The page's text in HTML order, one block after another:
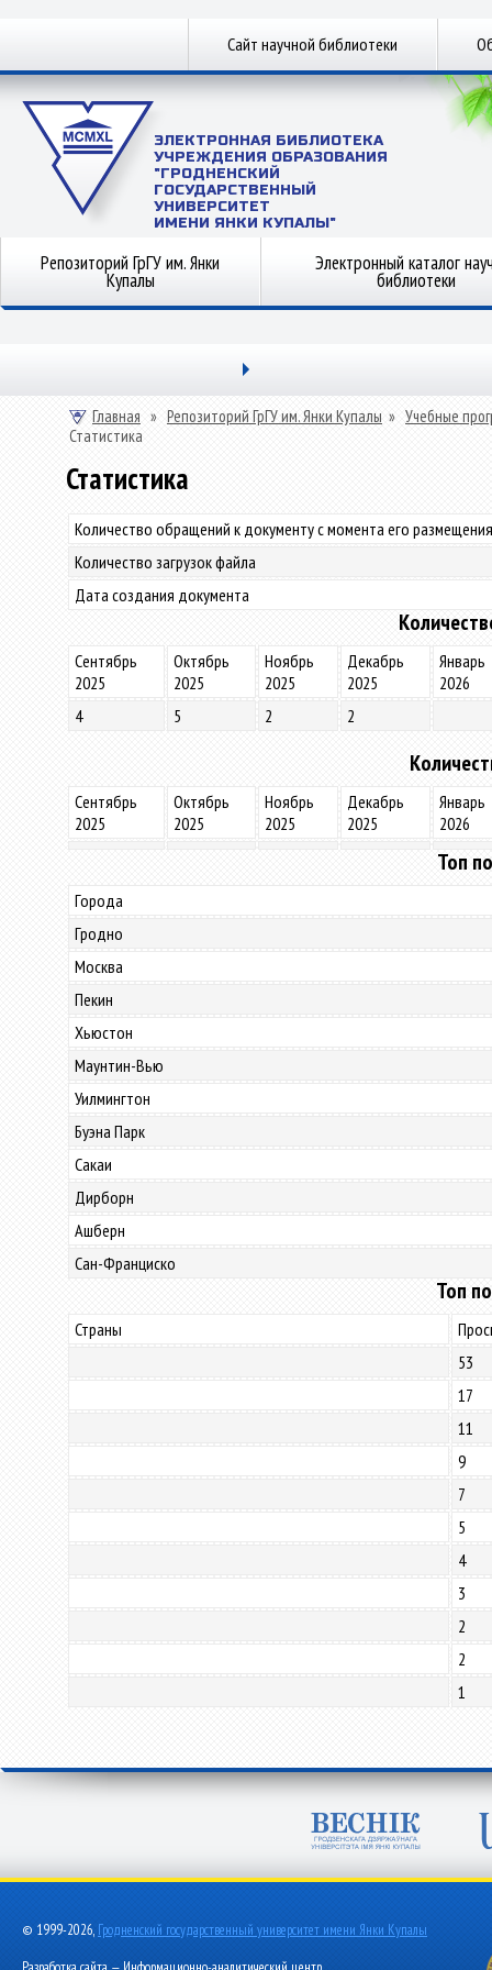
Сайт научной библиотеки
ЭЛЕКТРОННАЯ БИБЛИОТЕКА
УЧРЕЖДЕНИЯ ОБРАЗОВАНИЯ
"ГРОДНЕНСКИЙ
ГОСУДАРСТВЕННЫЙ
УНИВЕРСИТЕТ
ИМЕНИ ЯНКИ КУПАЛЫ"
Репозиторий ГрГУ им. Янки
Купалы
Электронный каталог
библиотеки
Главная » Репозиторий ГрГУ им. Янки Купалы » Учебные
Статистика
Статистика
Количество обращений к документу с момента его
Количество загрузок файла
Дата создания документа
Сентябрь
2025
Октябрь
2025
Ноябрь
2025
Декабрь
2025
Январь
2026
4
5 2 2
Сентябрь
2025
Октябрь
2025
Ноябрь
2025
Декабрь
2025
Январь
2026
Топ
Города
Гродно
Москва
Пекин
Хьюстон
Маунтин-Вью
Уилмингтон
Буэна Парк
Сакаи
Дирборн
Ашберн
Сан-Франциско
Топ
Страны
53
17
11
9
7
5
4
3
2
2
1
© 1999-2026, Гродненский государственный университет имени Янки Купалы